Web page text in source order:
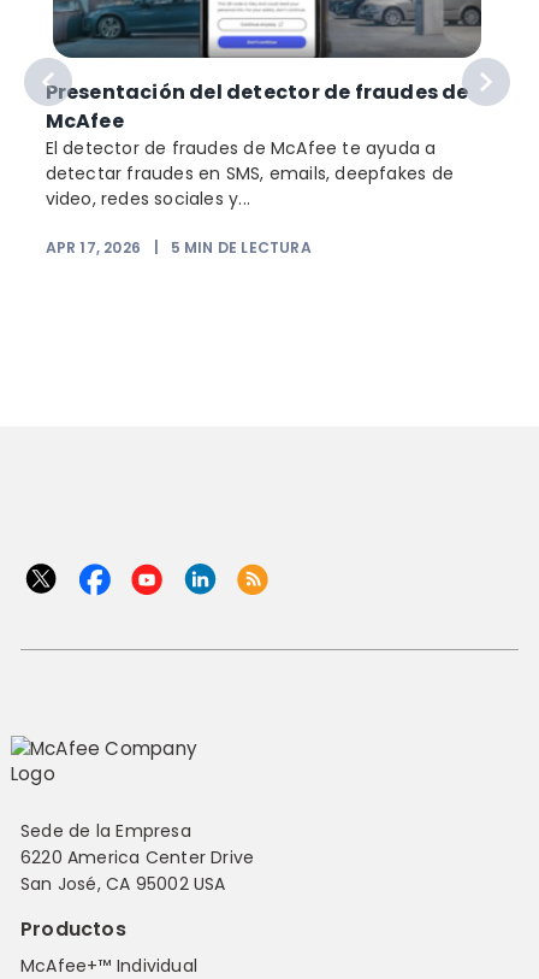
Presentación del detector de fraudes de
McAfee
El detector de fraudes de McAfee te ayuda a
detectar fraudes en SMS, emails, deepfakes de
video, redes sociales y...
APR 17, 2026 5 MIN DE LECTURA
Sede de la Empresa
6220 America Center Drive
San José, CA 95002 USA
Productos
McAfee+™ Individual